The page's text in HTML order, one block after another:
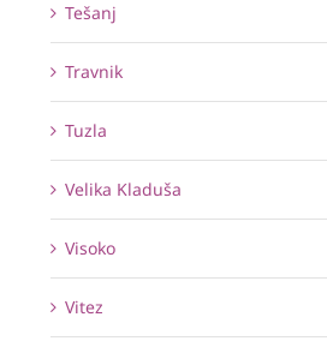
Tešanj
Travnik
Tuzla
Velika Kladuša
Visoko
Vitez